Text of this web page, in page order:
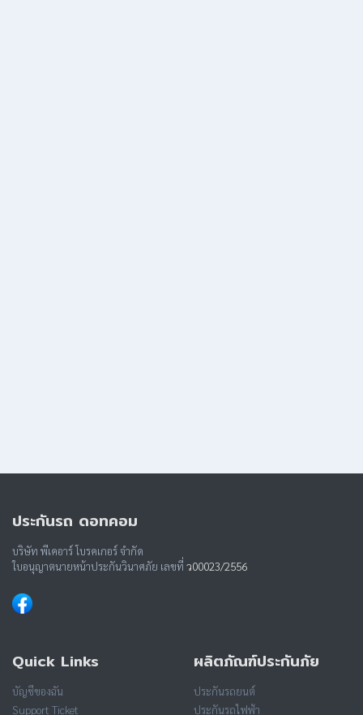
ประกันรถ ดอทคอม
บริษัท พีเคอาร์ โบรคเกอร์ จำกัด
ใบอนุญาตนายหน้าประกันวินาศภัย เลขที่ ว00023/2556
Quick Links
บัญชีของฉัน
Support Ticket
ผลิตภัณฑ์ประกันภัย
ประกันรถยนต์
ประกันรถไฟฟ้า